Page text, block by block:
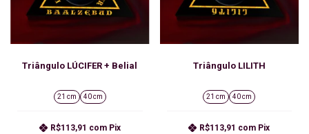
Triângulo LÚCIFER + Belial
21 cm 40 cm
R$113,91 com Pix
Triângulo LILITH
21 cm 40 cm
R$113,91 com Pix